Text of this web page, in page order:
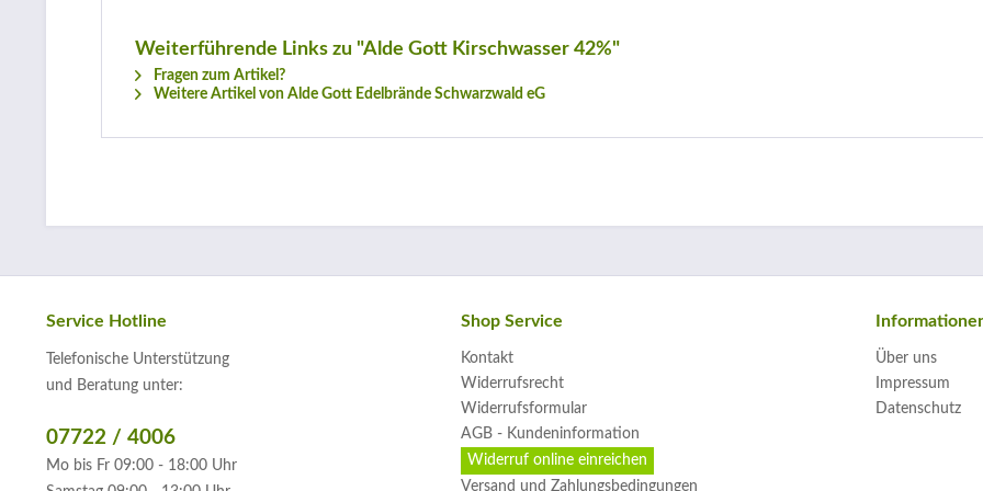
Weiterführende Links zu "Alde Gott Kirschwasser 42%"
Fragen zum Artikel?
Weitere Artikel von Alde Gott Edelbrände Schwarzwald eG
Service Hotline
Telefonische Unterstützung
und Beratung unter:
07722 / 4006
Mo bis Fr 09:00 - 18:00 Uhr
Shop Service
Kontakt
Widerrufsrecht
Widerrufsformular
AGB - Kundeninformation
Widerruf online einreichen
Versand und Zahlungsbedingungen
Über uns
Impressum
Datenschutz